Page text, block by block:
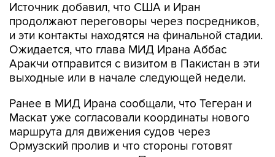
Источник добавил, что США и Иран
продолжают переговоры через посредников,
и эти контакты находятся на финальной стадии.
Ожидается, что глава МИД Ирана Аббас
Аракчи отправится с визитом в Пакистан в эти
выходные или в начале следующей недели.
Ранее в МИД Ирана сообщали, что Тегеран и
Маскат уже согласовали координаты нового
маршрута для движения судов через
Ормузский пролив и что стороны готовят